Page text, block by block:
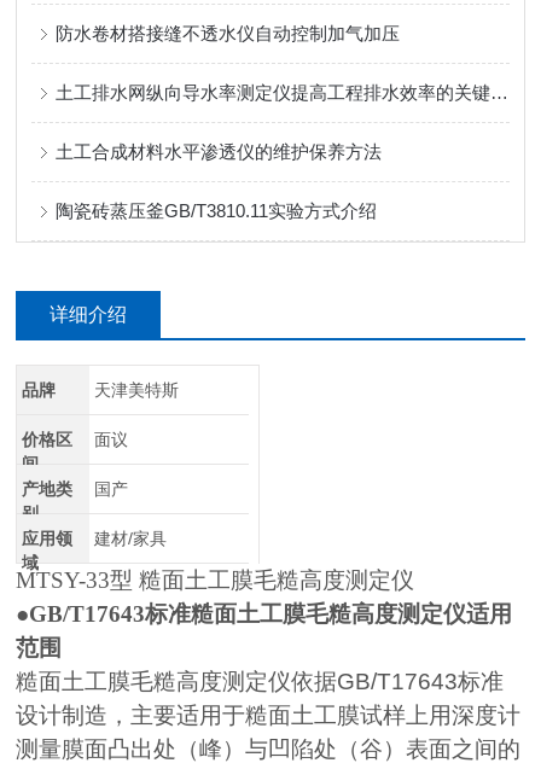
防水卷材搭接缝不透水仪自动控制加气加压
土工排水网纵向导水率测定仪提高工程排水效率的关键工具
土工合成材料水平渗透仪的维护保养方法
陶瓷砖蒸压釜GB/T3810.11实验方式介绍
详细介绍
品牌 天津美特斯
价格区
间
面议
产地类
别
国产
应用领
域
建材/家具
MTSY-33型 糙面土工膜毛糙高度测定仪
●GB/T17643标准糙面土工膜毛糙高度测定仪适用
范围
糙面土工膜毛糙高度测定仪依据GB/T17643标准
设计制造，主要适用于糙面土工膜试样上用深度计
测量膜面凸出处（峰）与凹陷处（谷）表面之间的